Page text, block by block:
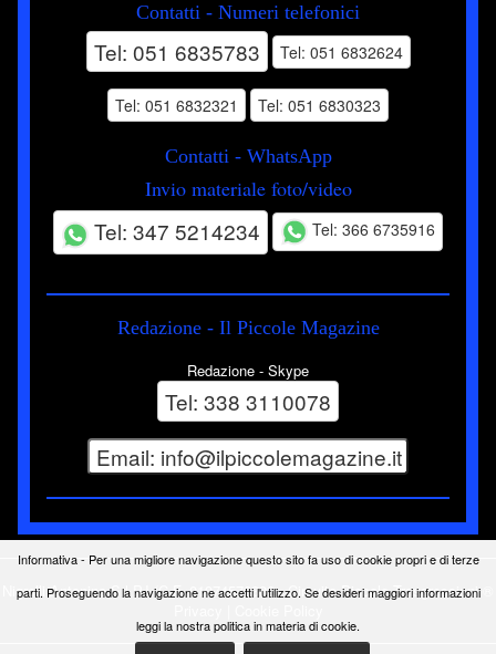
Contatti - Numeri telefonici
Tel: 051 6835783 Tel: 051 6832624
Tel: 051 6832321 Tel: 051 6830323
Contatti - WhatsApp
Invio materiale foto/video
Tel: 347 5214234 Tel: 366 6735916
Redazione - Il Piccole Magazine
Redazione -Skype
Tel: 338 3110078
Nigrelli Antonino Srl P.I./C.F. 01974570382 - CircuitoPiccole Trasgressioni ®
Informativa - Per una migliore navigazione questo sito fa uso di cookie propri e di terze
parti. Proseguendo la navigazione ne accetti l'utilizzo. Se desideri maggiori informazioni
leggi la nostra politica in materia di cookie.